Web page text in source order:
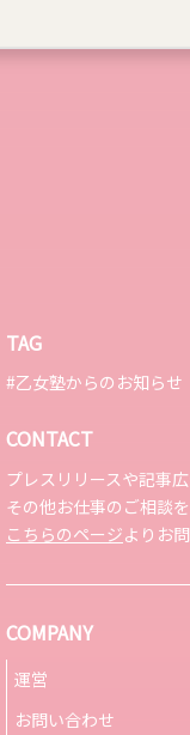
TAG
#乙女塾からのお知らせ
CONTACT
プレスリリースや記事広
その他お仕事のご相談
こちらのページよりお
COMPANY
運営
お問い合わせ